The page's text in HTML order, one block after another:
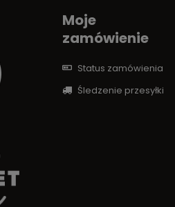
Moje
zamówienie
Status zamówienia
Śledzenie przesyłki